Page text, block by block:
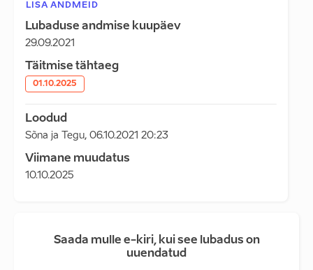
LISA ANDMEID
Lubaduse andmise kuupäev
29.09.2021
Täitmise tähtaeg
01.10.2025
Loodud
Sõna ja Tegu, 06.10.2021 20:23
Viimane muudatus
10.10.2025
Saada mulle e-kiri, kui see lubadus on
uuendatud